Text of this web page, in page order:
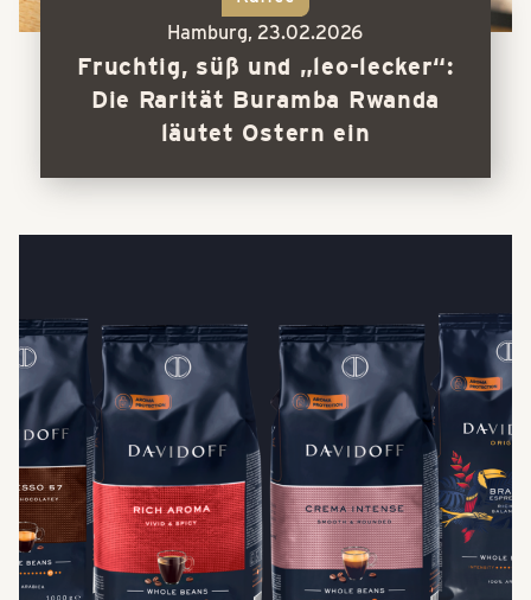
Hamburg,23.02.2026
Fruchtig, süß und „leo-lecker“:
Die Rarität Buramba Rwanda
läutet Ostern ein